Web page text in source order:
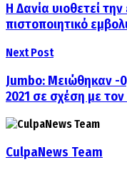
Η Δανία υιοθετεί
πιστοποιητικό
Next Post
Jumbo: Μειώθηκαν -
2021 σε σχέση με
CulpaNews Team